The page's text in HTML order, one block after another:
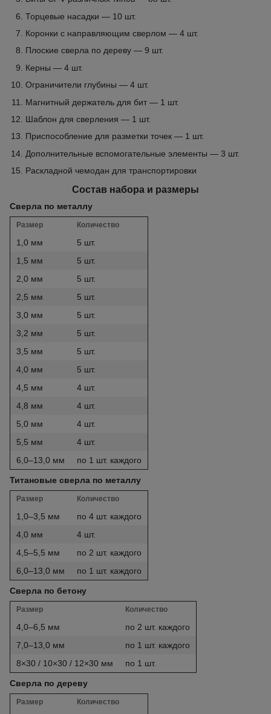
Торцевые насадки — 10 шт.
Коронки с направляющим сверлом — 4 шт.
Плоские сверла по дереву — 9 шт.
Керны — 4 шт.
Ограничители глубины — 4 шт.
Магнитный держатель для бит — 1 шт.
Шаблон для сверления — 1 шт.
Приспособление для разметки точек — 1 шт.
Дополнительные вспомогательные элементы — 3 шт.
Раскладной чемодан для транспортировки
Состав набора и размеры
Сверла по металлу
Размер Количество
1,0 мм
5 шт.
1,5 мм
5 шт.
2,0 мм
5 шт.
2,5 мм
5 шт.
3,0 мм
5 шт.
3,2 мм
5 шт.
3,5 мм
5 шт.
4,0 мм
5 шт.
4,5 мм
4 шт.
4,8 мм
4 шт.
5,0 мм
4 шт.
5,5 мм
4 шт.
6,0–13,0 мм
по 1 шт. каждого
Титановые сверла по металлу
Размер Количество
1,0–3,5 мм
по 4 шт. каждого
4,0 мм
4 шт.
4,5–5,5 мм
по 2 шт. каждого
6,0–13,0 мм
по 1 шт. каждого
Сверла по бетону
Размер Количество
4,0–6,5 мм
по 2 шт. каждого
7,0–13,0 мм
по 1 шт. каждого
8×30 / 10×30 / 12×30 мм
по 1 шт.
Сверла по дереву
Размер Количество